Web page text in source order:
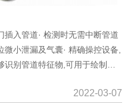
插入管道· 检测时无需中断管道
微小泄漏及气囊· 精确操控设备,
识别管道特征物,可用于绘制管
管道压力:0.1MPa-1.7MPa
2022-03-07